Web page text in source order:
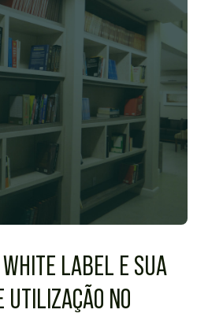
WHITE LABEL E SUA
UTILIZAÇÃO NO